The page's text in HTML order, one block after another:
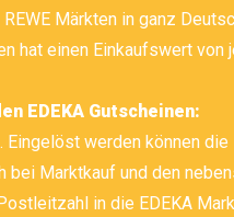
Märkten in ganz
hat einen Einkaufswert von
EDEKA Gutscheinen:
werden können die
bei Marktkauf und den
in die EDEKA